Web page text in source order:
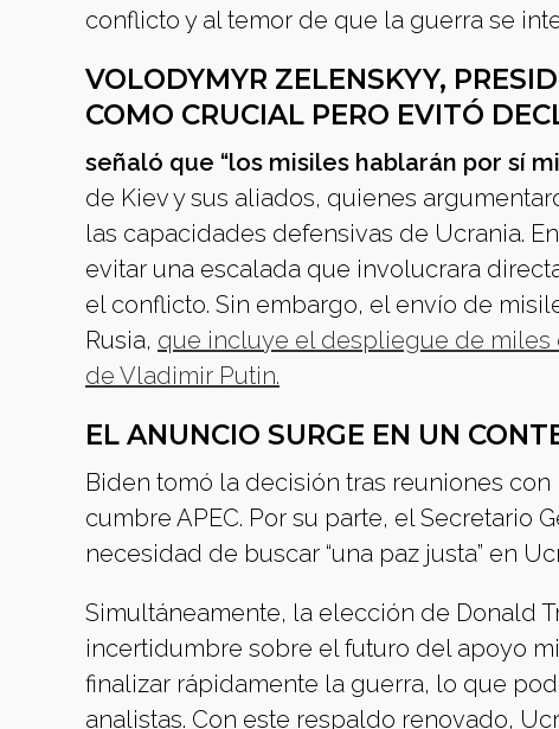
conflicto y al temor de que la guerra se
VOLODYMYR ZELENSKYY,
COMO CRUCIAL PERO EVITÓ
señaló que “los misiles hablarán por sí
de Kiev y sus aliados, quienes
las capacidades defensivas de Ucrania.
evitar una escalada que involucrara
el conflicto. Sin embargo, el envío de
Rusia, que incluye el despliegue de miles
de Vladimir Putin.
EL ANUNCIO SURGE EN UN
Biden tomó la decisión tras reuniones
cumbre APEC. Por su parte, el Secretario
necesidad de buscar “una paz justa” en
Simultáneamente, la elección de Donald
incertidumbre sobre el futuro del apoyo
finalizar rápidamente la guerra, lo que
analistas. Con este respaldo renovado,